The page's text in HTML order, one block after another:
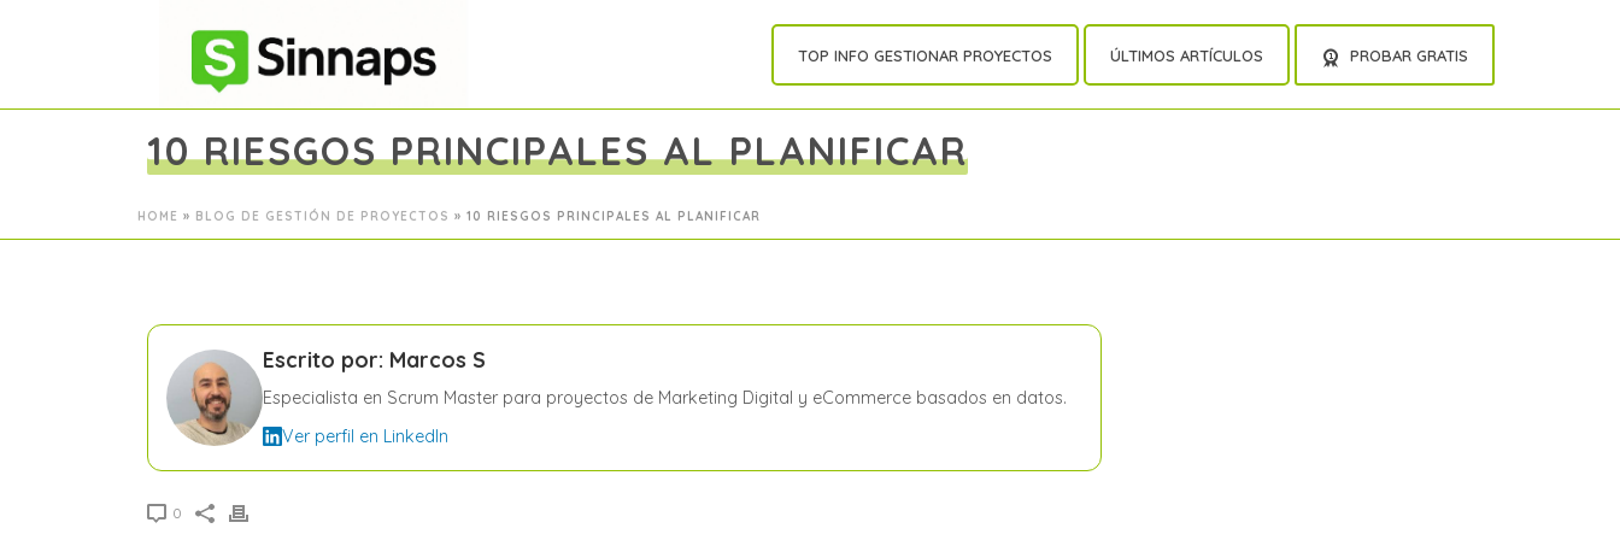
TOP INFO GESTIONAR PROYECTOS ÚLTIMOS ARTÍCULOS PROBAR GRATIS
10 RIESGOS PRINCIPALES AL PLANIFICAR
HOME » BLOG DE GESTIÓN DE PROYECTOS » 10 RIESGOS PRINCIPALES AL PLANIFICAR
Escrito por: Marcos S
Especialista en Scrum Master para proyectos de Marketing Digital y eCommerce basados en datos.
Ver perfil en LinkedIn
0